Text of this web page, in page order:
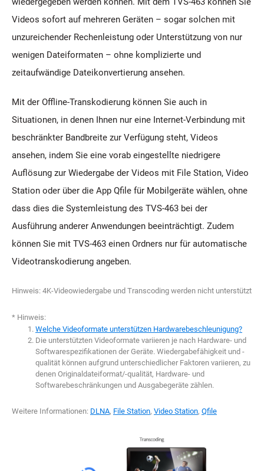
Videos sofort auf mehreren Geräten – sogar solchen mit
unzureichender Rechenleistung oder Unterstützung von nur
wenigen Dateiformaten – ohne komplizierte und
zeitaufwändige Dateikonvertierung ansehen.
Mit der Offline-Transkodierung können Sie auch in
Situationen, in denen Ihnen nur eine Internet-Verbindung mit
beschränkter Bandbreite zur Verfügung steht, Videos
ansehen, indem Sie eine vorab eingestellte niedrigere
Auflösung zur Wiedergabe der Videos mit File Station, Video
Station oder über die App Qfile für Mobilgeräte wählen, ohne
dass dies die Systemleistung des TVS-463 bei der
Ausführung anderer Anwendungen beeinträchtigt. Zudem
können Sie mit TVS-463 einen Ordners nur für automatische
Videotranskodierung angeben.
Hinweis: 4K-Videowiedergabe und Transcoding werden nicht unterstützt
* Hinweis:
Welche Videoformate unterstützen Hardwarebeschleunigung?
Die unterstützten Videoformate variieren je nach Hardware- und
Softwarespezifikationen der Geräte. Wiedergabefähigkeit und -
qualität können aufgrund unterschiedlicher Faktoren variieren, zu
denen Originaldateiformat/-qualität, Hardware- und
Softwarebeschränkungen und Ausgabegeräte zählen.
Weitere Informationen: DLNA, File Station, Video Station, Qfile